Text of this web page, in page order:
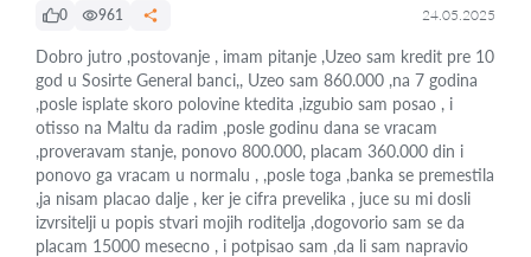
0
961 24.05.2025
Dobro jutro ,postovanje , imam pitanje ,Uzeo sam kredit pre 10
god u Sosirte General banci,, Uzeo sam 860.000 ,na 7 godina
,posle isplate skoro polovine ktedita ,izgubio sam posao , i
otisso na Maltu da radim ,posle godinu dana se vracam
,proveravam stanje, ponovo 800.000, placam 360.000 din i
ponovo ga vracam u normalu , ,posle toga ,banka se premestila
,ja nisam placao dalje , ker je cifra prevelika , juce su mi dosli
izvrsitelji u popis stvari mojih roditelja ,dogovorio sam se da
placam 15000 mesecno , i potpisao sam ,da li sam napravio